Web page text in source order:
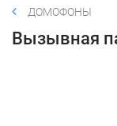
ДОМОФОНЫ
Вызывная